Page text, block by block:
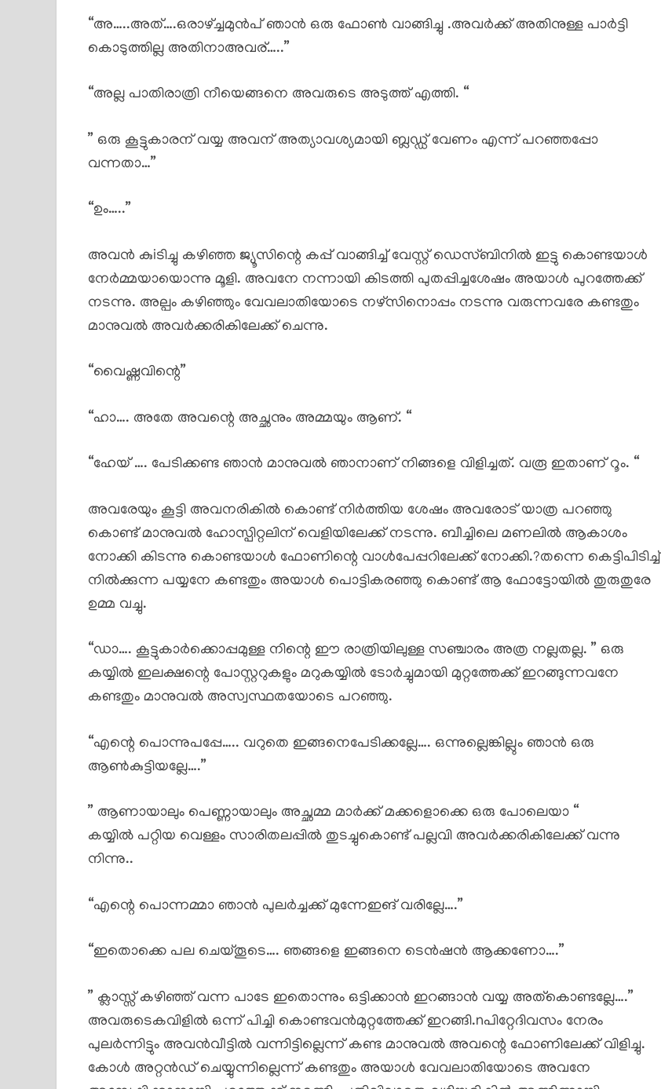
“അ…..അത്….ഒരാഴ്ച്ചമുൻപ് ഞാൻ ഒരു ഫോൺ വാങ്ങിച്ചു .അവർക്ക് അതിനുള്ള പാർട്ടി
കൊടുത്തില്ല അതിനാഅവര്…..”
“അല്ല പാതിരാത്രി നീയെങ്ങനെ അവരുടെ അടുത്ത് എത്തി. “
” ഒരു കൂട്ടുകാരന് വയ്യ അവന് അത്യാവശ്യമായി ബ്ലഡ്ഡ് വേണം എന്ന് പറഞ്ഞപ്പോ
വന്നതാ…”
“ഉം…..”
അവൻ കുiടിച്ചു കഴിഞ്ഞ ജ്യൂസിന്റെ കപ്പ് വാങ്ങിച്ച് വേസ്റ്റ് ഡെസ്ബിനിൽ ഇട്ടു കൊണ്ടയാൾ
നേർമ്മയായൊന്നു മൂളി. അവനേ നന്നായി കിടത്തി പുതപ്പിച്ചശേഷം അയാൾ പുറത്തേക്ക്
നടന്നു. അല്പം കഴിഞ്ഞും വേവലാതിയോടെ നഴ്സിനൊപ്പം നടന്നു വരുന്നവരേ കണ്ടതും
മാനുവൽ അവർക്കരികിലേക്ക് ചെന്നു.
“വൈഷ്ണവിന്റെ”
“ഹാ…. അതേ അവന്റെ അച്ഛനും അമ്മയും ആണ്. “
“ഹേയ് …. പേടിക്കണ്ട ഞാൻ മാനുവൽ ഞാനാണ് നിങ്ങളെ വിളിച്ചത്. വരൂ ഇതാണ് റൂം. “
അവരേയും കൂട്ടി അവനരികിൽ കൊണ്ട് നിർത്തിയ ശേഷം അവരോട് യാത്ര പറഞ്ഞു
കൊണ്ട് മാനുവൽ ഹോസ്പിറ്റലിന് വെളിയിലേക്ക് നടന്നു. ബീച്ചിലെ മണലിൽ ആകാശം
നോക്കി കിടന്നു കൊണ്ടയാൾ ഫോണിന്റെ വാൾപേപ്പറിലേക്ക് നോക്കി.?തന്നെ കെട്ടിപിടിച്ച്
നിൽക്കുന്ന പയ്യനേ കണ്ടതും അയാൾ പൊട്ടികരഞ്ഞു കൊണ്ട് ആ ഫോട്ടോയിൽ തുരുതുരേ
ഉമ്മ വച്ചു.
“ഡാ…. കൂട്ടുകാർക്കൊപ്പമുള്ള നിന്റെ ഈ രാത്രിയിലുള്ള സഞ്ചാരം അത്ര നല്ലതല്ല. ” ഒരു
കയ്യിൽ ഇലക്ഷന്റെ പോസ്റ്ററുകളും മറുകയ്യിൽ ടോർച്ചുമായി മുറ്റത്തേക്ക് ഇറങ്ങുന്നവനേ
കണ്ടതും മാനുവൽ അസ്വസ്ഥതയോടെ പറഞ്ഞു.
“എന്റെ പൊന്നുപപ്പേ….. വറുതെ ഇങ്ങനെപേടിക്കല്ലേ…. ഒന്നുല്ലെങ്കില്ലും ഞാൻ ഒരു
ആൺകുട്ടിയല്ലേ….”
” ആണായാലും പെണ്ണായാലും അച്ഛമ്മ മാർക്ക് മക്കളൊക്കെ ഒരു പോലെയാ “
കയ്യിൽ പറ്റിയ വെള്ളം സാരിതലപ്പിൽ തുടച്ചുകൊണ്ട് പല്ലവി അവർക്കരികിലേക്ക് വന്നു
നിന്നു..
“എന്റെ പൊന്നമ്മാ ഞാൻ പുലർച്ചക്ക് മുന്നേഇങ് വരില്ലേ….”
“ഇതൊക്കെ പല ചെയ്തൂടെ…. ഞങ്ങളെ ഇങ്ങനെ ടെൻഷൻ ആക്കണോ….”
” ക്ലാസ്സ് കഴിഞ്ഞ് വന്ന പാടേ ഇതൊന്നും ഒട്ടിക്കാൻ ഇറങ്ങാൻ വയ്യ അത്കൊണ്ടല്ലേ….”
അവരുടെകവിളിൽ ഒന്ന് പിച്ചി കൊണ്ടവൻമുറ്റത്തേക്ക് ഇറങ്ങി.nപിറ്റേദിവസം നേരം
പുലർന്നിട്ടും അവൻവീട്ടിൽ വന്നിട്ടില്ലെന്ന് കണ്ട മാനുവൽ അവന്റെ ഫോണിലേക്ക് വിളിച്ചു.
കോൾ അറ്റൻഡ് ചെയ്യുന്നില്ലെന്ന് കണ്ടതും അയാൾ വേവലാതിയോടെ അവനേ